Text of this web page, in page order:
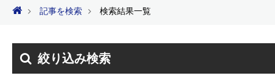
記事を検索 検索結果一覧
絞り込み検索